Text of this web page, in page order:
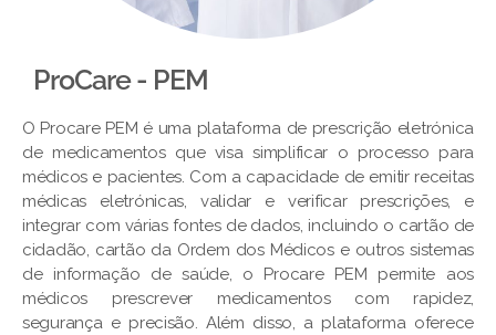
ProCare - PEM​
O Procare PEM é uma plataforma de prescrição eletrónica
de medicamentos que visa simplificar o processo para
médicos e pacientes. Com a capacidade de emitir receitas
médicas eletrónicas, validar e verificar prescrições, e
integrar com várias fontes de dados, incluindo o cartão de
cidadão, cartão da Ordem dos Médicos e outros sistemas
de informação de saúde, o Procare PEM permite aos
médicos prescrever medicamentos com rapidez,
segurança e precisão. Além disso, a plataforma oferece